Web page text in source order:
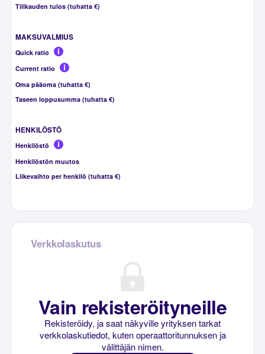
Tilikauden tulos (tuhatta €)
MAKSUVALMIUS
Quick ratio
Current ratio
Oma pääoma (tuhatta €)
Taseen loppusumma (tuhatta €)
HENKILÖSTÖ
Henkilöstö
Henkilöstön muutos
Liikevaihto per henkilö (tuhatta €)
Verkkolaskutus
Vain rekisteröityneille
Rekisteröidy, ja saat näkyville yrityksen tarkat
verkkolaskutiedot, kuten operaattoritunnuksen ja
välittäjän nimen.